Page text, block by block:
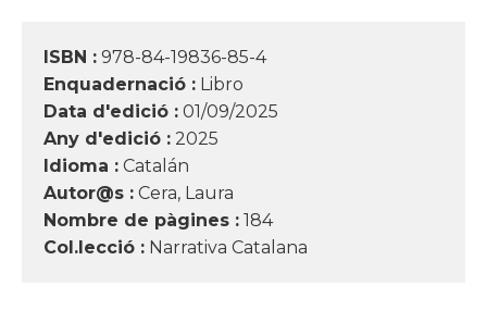
ISBN : 978-84-19836-85-4
Enquadernació : Libro
Data d'edició : 01/09/2025
Any d'edició : 2025
Idioma : Catalán
Autor@s : Cera, Laura
Nombre de pàgines : 184
Col.lecció : Narrativa Catalana